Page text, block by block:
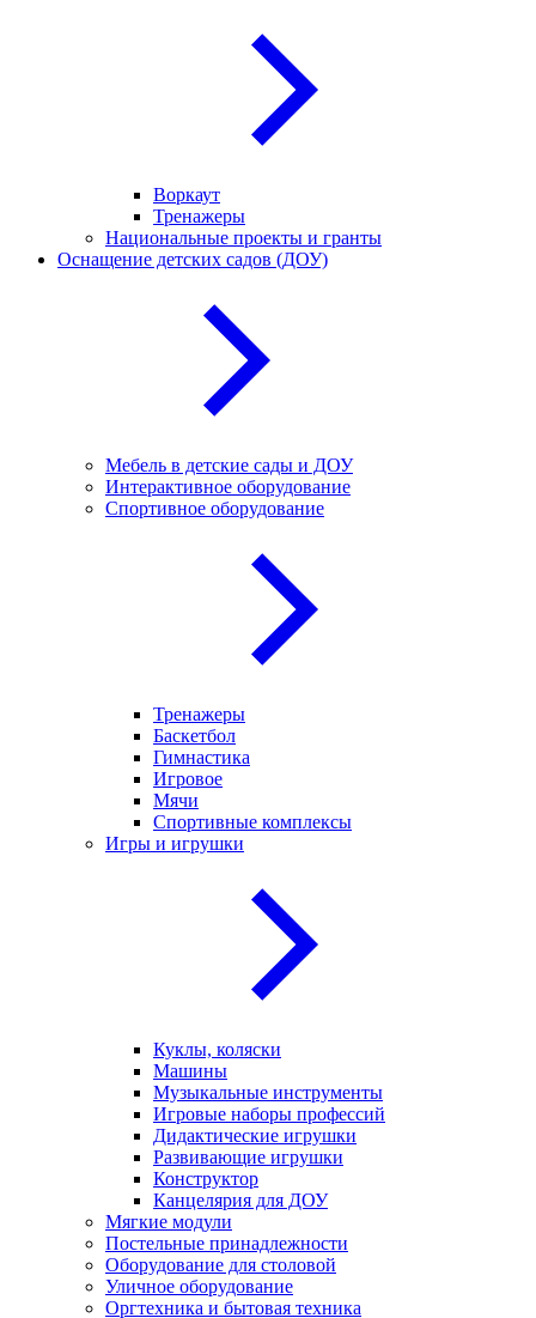
Воркаут
Тренажеры
Национальные проекты и гранты
Оснащение детских садов (ДОУ)
Мебель в детские сады и ДОУ
Интерактивное оборудование
Спортивное оборудование
Тренажеры
Баскетбол
Гимнастика
Игровое
Мячи
Спортивные комплексы
Игры и игрушки
Куклы, коляски
Машины
Музыкальные инструменты
Игровые наборы профессий
Дидактические игрушки
Развивающие игрушки
Конструктор
Канцелярия для ДОУ
Мягкие модули
Постельные принадлежности
Оборудование для столовой
Уличное оборудование
Оргтехника и бытовая техника